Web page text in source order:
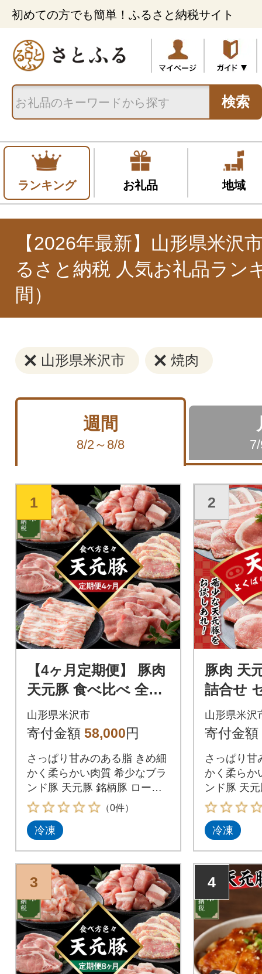
初めての方でも簡単！ふるさと納税サイト
検索
ランキング お礼品 地域
【2026年最新】山形県米沢
るさと納税 人気お礼品ラン
間）
山形県米沢市 焼肉
週間
8/2～8/8
1
【4ヶ月定期便】 豚肉
天元豚 食べ比べ 全4
回
山形県米沢市
寄付金額 58,000円
さっぱり甘みのある脂 きめ細
かく柔らかい肉質 希少なブラ
ンド豚 天元豚 銘柄豚 ロース
バラ
（0件）
冷凍
2
豚肉 天
詰合せ
しゃぶ
各400g
山形県米沢
寄付金額
さっぱり甘
かく柔らか
ンド豚 天
冷凍
3 4